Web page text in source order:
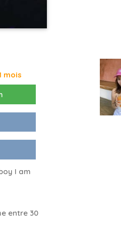
mois
I am
entre 30